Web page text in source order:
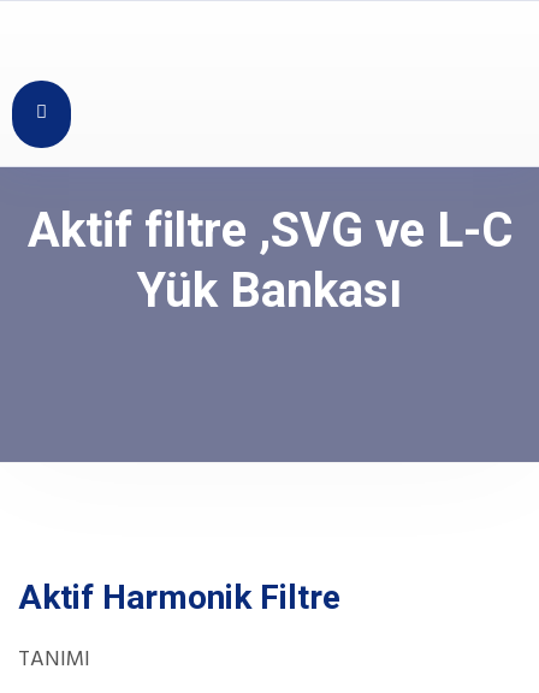
Aktif filtre ,SVG ve L-C
Yük Bankası
Aktif Harmonik Filtre
TANIMI